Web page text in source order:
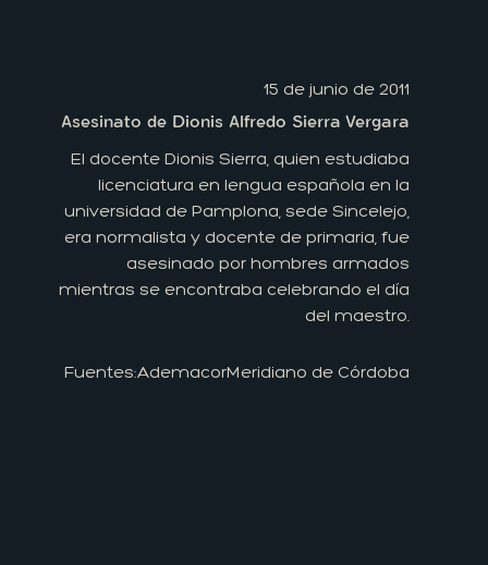
15 de junio de 2011
Asesinato de Dionis Alfredo Sierra Vergara
El docente Dionis Sierra, quien estudiaba
licenciatura en lengua española en la
universidad de Pamplona, sede Sincelejo,
era normalista y docente de primaria, fue
asesinado por hombres armados
mientras se encontraba celebrando el día
del maestro.
Fuentes:AdemacorMeridiano de Córdoba